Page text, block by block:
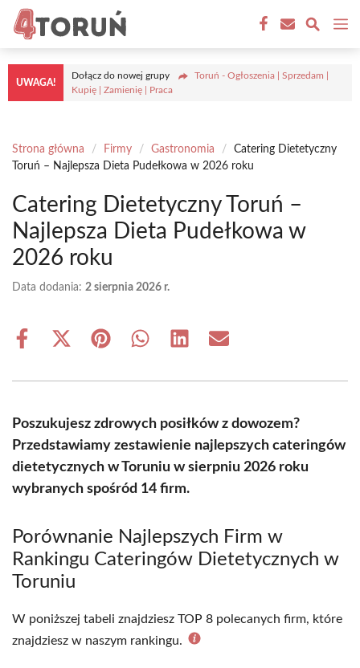
Przejdź
treści
UWAGA!
Dołącz do nowej grupy
Toruń - Ogłoszenia | Sprzedam |
Kupię | Zamienię | Praca
Strona główna / Firmy / Gastronomia /
Catering Dietetyczny
Toruń – Najlepsza Dieta Pudełkowa w 2026 roku
Catering Dietetyczny Toruń –
Najlepsza Dieta Pudełkowa w
2026 roku
Data dodania: 2 sierpnia 2026 r.
Share
Share
(Twitter)
Share Share Share Share
Poszukujesz zdrowych posiłków z dowozem?
Przedstawiamy zestawienie najlepszych cateringów
dietetycznych w Toruniu w sierpniu 2026 roku
wybranych spośród 14 firm.
Porównanie Najlepszych Firm w
Rankingu Cateringów Dietetycznych w
Toruniu
W poniższej tabeli znajdziesz TOP 8 polecanych firm, które
znajdziesz w naszym rankingu.